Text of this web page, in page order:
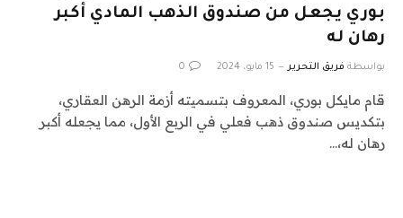
بوري يجعل من صندوق الذهب المادي أكبر
رهان له
بواسطة فريق التحرير 15 مايو، 2024 0
قام مايكل بوري، المعروف بتسميته أزمة الرهن العقاري،
بتكديس صندوق ذهب فعلي في الربع الأول، مما يجعله أكبر
رهان له،…